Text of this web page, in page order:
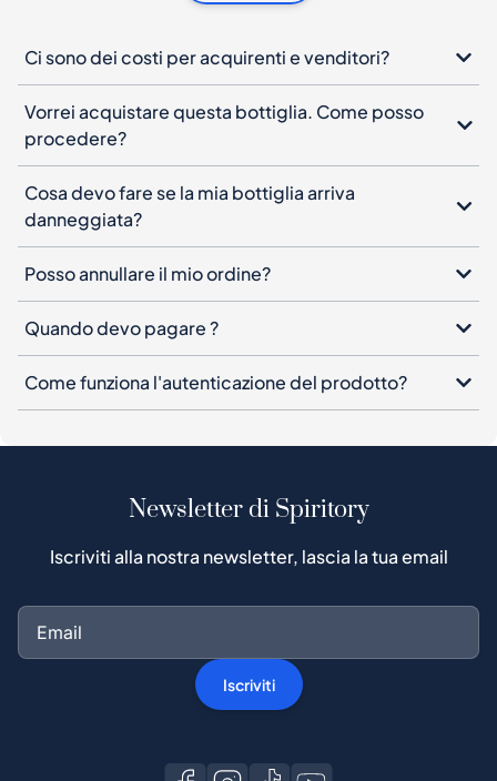
Ci sono dei costi per acquirenti e venditori?
Vorrei acquistare questa bottiglia. Come posso
procedere?
Cosa devo fare se la mia bottiglia arriva
danneggiata?
Posso annullare il mio ordine?
Quando devo pagare ?
Come funziona l'autenticazione del prodotto?
Newsletter di Spiritory
Iscriviti alla nostra newsletter, lascia la tua email
Iscriviti